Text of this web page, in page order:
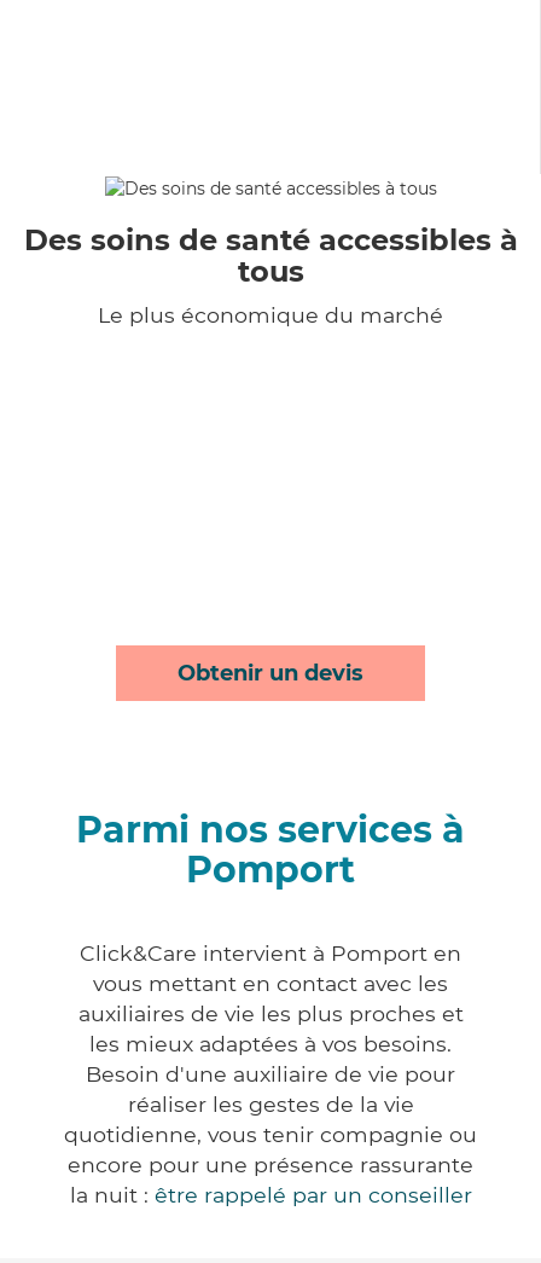
Des soins de santé accessibles à
tous
Le plus économique du marché
Obtenir un devis
Parmi nos services à
Pomport
Click&Care intervient à Pomport en
vous mettant en contact avec les
auxiliaires de vie les plus proches et
les mieux adaptées à vos besoins.
Besoin d'une auxiliaire de vie pour
réaliser les gestes de la vie
quotidienne, vous tenir compagnie ou
encore pour une présence rassurante
la nuit : être rappelé par un conseiller